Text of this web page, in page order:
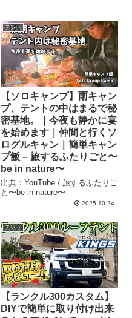
テント
【ソロキャンプ】雨キャン
プ、テントの中はまるで秘
密基地。｜今夜も静かに宴
を始めます｜仲間と行くソ
ログルキャン｜簡単キャン
プ飯 – 旅するふたりごと〜
be in nature〜
出典：YouTube / 旅するふたりご
と〜be in nature〜
2025.10.24
テント
【ランクル300カスタム】
DIYで簡単に取り付け出来